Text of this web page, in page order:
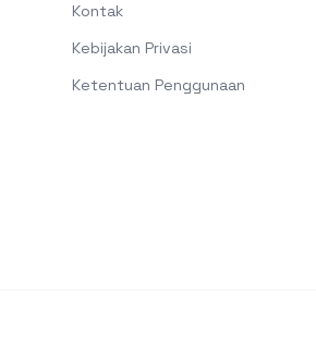
Kontak
Kebijakan Privasi
Ketentuan Penggunaan